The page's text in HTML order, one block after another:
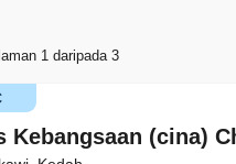
1 daripada 3
Kebangsaan (cina)